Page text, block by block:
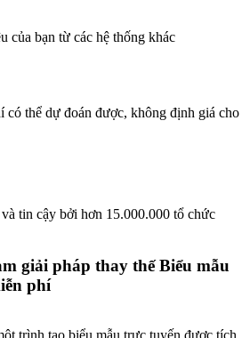
của bạn từ các hệ thống khác
có thể dự đoán được, không định giá cho
tin cậy bởi hơn 15.000.000 tổ chức
giải pháp thay thế Biểu mẫu
phí